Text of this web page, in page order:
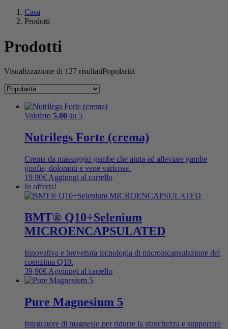
Casa
Prodotti
Prodotti
Visualizzazione di 127 risultatiPopolarità
Valutato 5.00 su 5
Nutrilegs Forte (crema)
Crema da massaggio gambe che aiuta ad alleviare gambe
gonfie, doloranti e vene varicose.
19,90€ Aggiungi al carrello
In offerta!
BMT® Q10+Selenium
MICROENCAPSULATED
Innovativa e brevettata tecnologia di microincapsulazione del
coenzima Q10.
39,90€ Aggiungi al carrello
Pure Magnesium 5
Integratore di magnesio per ridurre la stanchezza e supportare